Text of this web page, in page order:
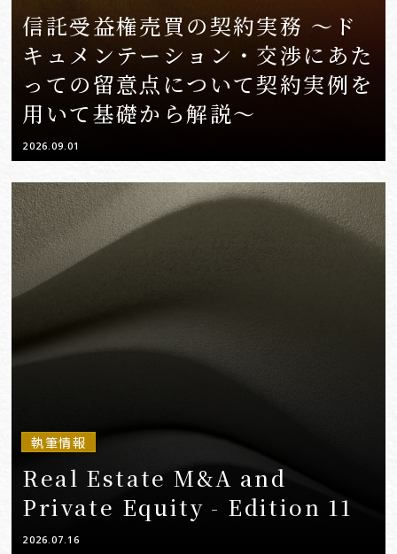
信託受益権売買の契約実務 ～ド
キュメンテーション・交渉にあた
っての留意点について契約実例を
用いて基礎から解説～
2026.09.01
執筆情報
Real Estate M&A and
Private Equity - Edition 11
2026.07.16